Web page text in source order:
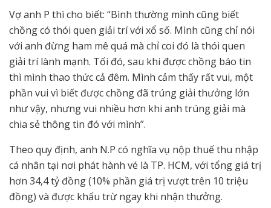
Vợ anh P thì cho biết: “Bình thường mình cũng biết
chồng có thói quen giải trí với xổ số. Mình cũng chỉ nói
với anh đừng ham mê quá mà chỉ coi đó là thói quen
giải trí lành mạnh. Tối đó, sau khi được chồng báo tin
thì mình thao thức cả đêm. Mình cảm thấy rất vui, một
phần vui vì biết được chồng đã trúng giải thưởng lớn
như vậy, nhưng vui nhiều hơn khi anh trúng giải mà
chia sẻ thông tin đó với mình”.
Theo quy định, anh N.P có nghĩa vụ nộp thuế thu nhập
cá nhân tại nơi phát hành vé là TP. HCM, với tổng giá trị
hơn 34,4 tỷ đồng (10% phần giá trị vượt trên 10 triệu
đồng) và được khấu trừ ngay khi nhận thưởng.